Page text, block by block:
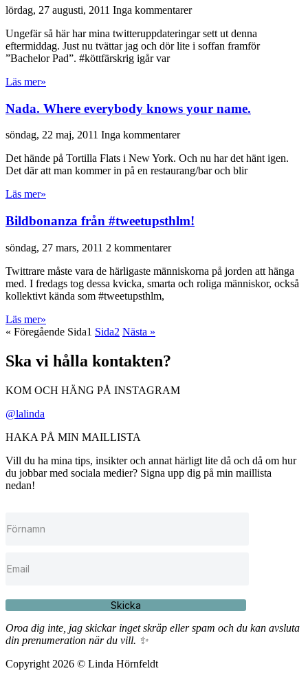
lördag, 27 augusti, 2011 Inga kommentarer
Ungefär så här har mina twitteruppdateringar sett ut denna
eftermiddag. Just nu tvättar jag och dör lite i soffan framför
”Bachelor Pad”. #köttfärskrig igår var
Läs mer»
Nada. Where everybody knows your name.
söndag, 22 maj, 2011 Inga kommentarer
Det hände på Tortilla Flats i New York. Och nu har det hänt igen.
Det där att man kommer in på en restaurang/bar och blir
Läs mer»
Bildbonanza från #tweetupsthlm!
söndag, 27 mars, 2011 2 kommentarer
Twittrare måste vara de härligaste människorna på jorden att hänga
med. I fredags tog dessa kvicka, smarta och roliga människor, också
kollektivt kända som #tweetupsthlm,
Läs mer»
« Föregående Sida1 Sida2 Nästa »
Ska vi hålla kontakten?
KOM OCH HÄNG PÅ INSTAGRAM
@lalinda
HAKA PÅ MIN MAILLISTA
Vill du ha mina tips, insikter och annat härligt lite då och då om hur
du jobbar med sociala medier? Signa upp dig på min maillista
nedan!
Skicka
Oroa dig inte, jag skickar inget skräp eller spam och du kan avsluta
din prenumeration när du vill. ✨
Copyright 2026 © Linda Hörnfeldt